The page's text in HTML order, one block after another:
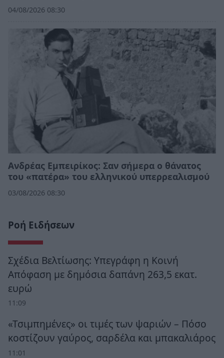
04/08/2026 08:30
Ανδρέας Εμπειρίκος: Σαν σήμερα ο θάνατος
του «πατέρα» του ελληνικού υπερρεαλισμού
03/08/2026 08:30
Ροή Ειδήσεων
Σχέδια Βελτίωσης: Υπεγράφη η Κοινή
Απόφαση με δημόσια δαπάνη 263,5 εκατ.
ευρώ
11:09
«Τσιμπημένες» οι τιμές των ψαριών – Πόσο
κοστίζουν γαύρος, σαρδέλα και μπακαλιάρος
11:01